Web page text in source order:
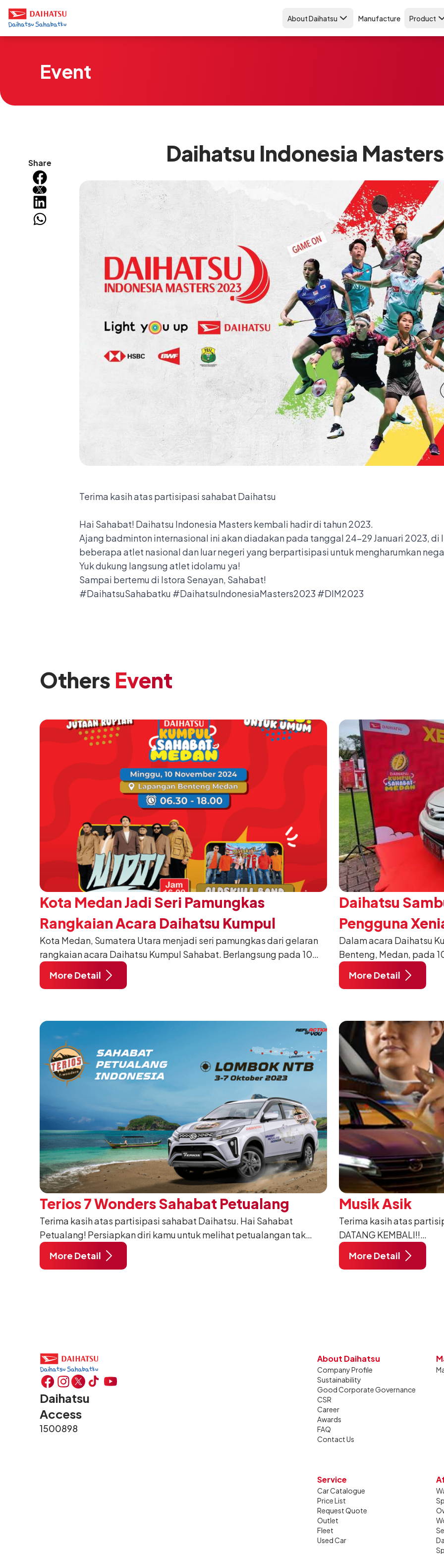
About Daihatsu Manufacture Product
Event
Share Daihatsu Indonesia
Terima kasih atas partisipasi sahabat Daihatsu
Hai Sahabat! Daihatsu Indonesia Masters kembali hadir di tahun 2023.
Ajang badminton internasional ini akan diadakan pada tanggal 24-29 Januari 2023, di
beberapa atlet nasional dan luar negeri yang berpartisipasi untuk mengharumkan
Yuk dukung langsung atlet idolamu ya!
Sampai bertemu di Istora Senayan, Sahabat!
#DaihatsuSahabatku #DaihatsuIndonesiaMasters2023 #DIM2023
Others Event
Kota Medan Jadi Seri Pamungkas
Rangkaian Acara Daihatsu Kumpul
Sahabat 2024
Kota Medan, Sumatera Utara menjadi seri pamungkas dari gelaran
rangkaian acara Daihatsu Kumpul Sahabat. Berlangsung pada 10
November 2024 pukul 06:30–18:00 WIB, di Lapangan Benteng
Medan.
More Detail
Daihatsu
Pengguna
Penghargaan
Dalam acara Daihatsu
Benteng, Medan, pada
penghargaan Xetia With
More Detail
Terios 7 Wonders Sahabat Petualang
Terima kasih atas partisipasi sahabat Daihatsu. Hai Sahabat
Petualang! Persiapkan diri kamu untuk melihat petualangan tak
terlupakan. Tim Daihatsu Terios 7 Wonders akan segera berangkat
ke destinasi y
More Detail
Musik Asik
Terima kasih atas
DATANG KEMBALI!!
Kamu yang galaunya
More Detail
Daihatsu
Access
1500898
About Daihatsu
Company Profile
Sustainability
Good Corporate Governance
CSR
Career
Awards
FAQ
Contact Us
Service
Car Catalogue
Price List
Request Quote
Outlet
Fleet
Used Car